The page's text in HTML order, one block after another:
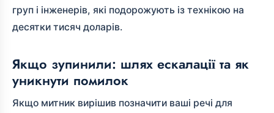
груп і інженерів, які подорожують із технікою на
десятки тисяч доларів.
Якщо зупинили: шлях ескалації та як
уникнути помилок
Якщо митник вирішив позначити ваші речі для